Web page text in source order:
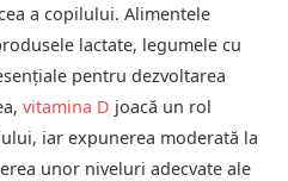
a copilului. Alimentele
lactate, legumele cu
pentru dezvoltarea
vitamina D joacă un rol
iar expunerea moderată la
unor niveluri adecvate ale